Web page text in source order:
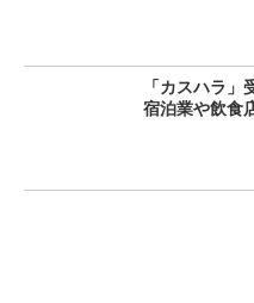
「カスハラ
宿泊業や飲食